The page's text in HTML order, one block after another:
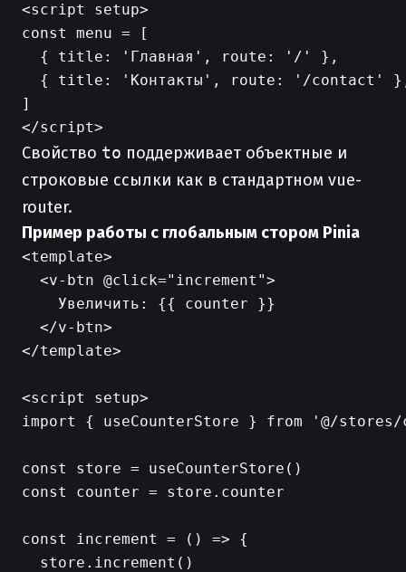
<script setup>
const menu = [
  { title: 'Главная', route: '/' },
{ title: 'Контакты', route: '/contact'
]
Свойство to поддерживает объектные и
строковые ссылки как в стандартном vue-
router.
Пример работы с глобальным стором Pinia
<template>
  <v-btn @click="increment">
    Увеличить: {{ counter }}
  </v-btn>
</template>
<script setup>
import { useCounterStore } from '@/
const store = useCounterStore()
const counter = store.counter
const increment = () => {
  store.increment()